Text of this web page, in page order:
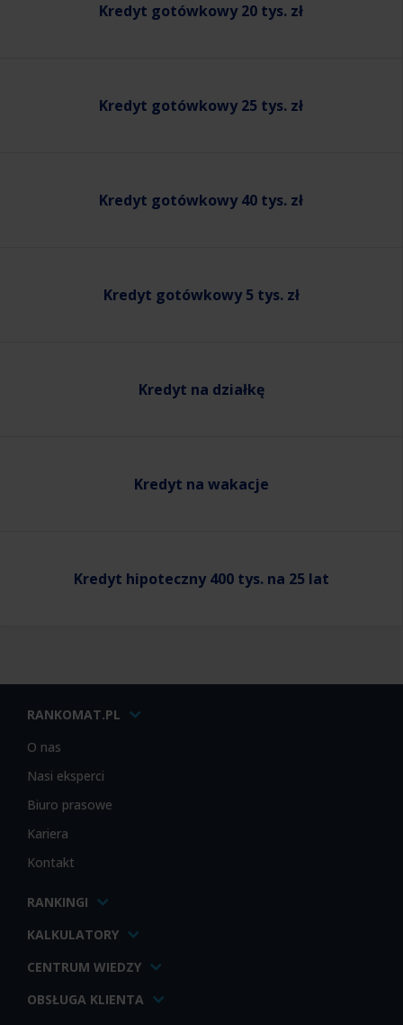
Kredyt gotówkowy 20 tys. zł
Kredyt gotówkowy 25 tys. zł
Kredyt gotówkowy 40 tys. zł
Kredyt gotówkowy 5 tys. zł
Kredyt na działkę
Kredyt na wakacje
Kredyt hipoteczny 400 tys. na 25 lat
RANKOMAT.PL
O nas
Nasi eksperci
Biuro prasowe
Kariera
Kontakt
RANKINGI
KALKULATORY
CENTRUM WIEDZY
OBSŁUGA KLIENTA